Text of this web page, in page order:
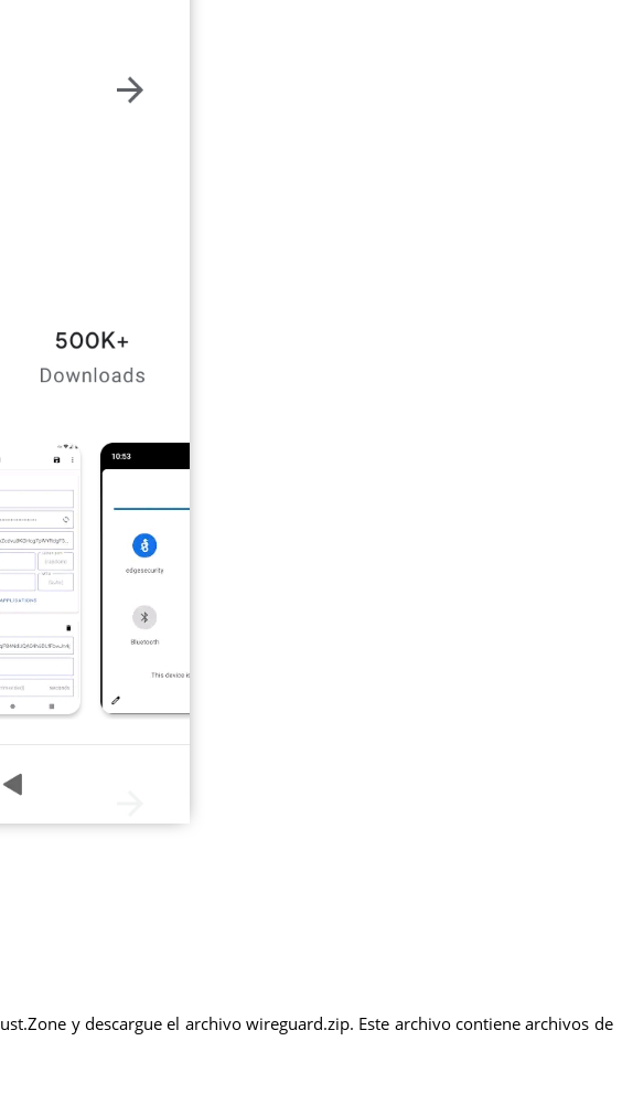
y descargue el archivo wireguard.zip. Este archivo contiene archivos de